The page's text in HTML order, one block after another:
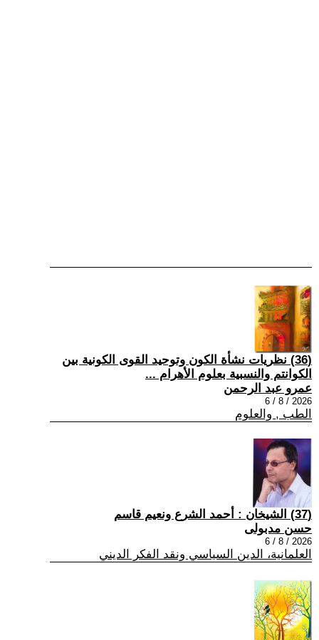
(36) نظريات نشأة الكون وتوحيد القوى الكونية بين
الكوانتم والنسبية بعلوم الأهرام ...
عمرو عبد الرحمن
2026 / 8 / 6
الطب , والعلوم
(37) الشيخان : أحمد الشرع ونعيم قاسم
حسن مدبولى
2026 / 8 / 6
العلمانية، الدين السياسي ونقد الفكر الديني